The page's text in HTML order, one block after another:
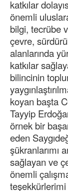
katkılar
önemli
bilgi, tecrübe
çevre,
alanlarında
katkılar
bilincinin
koyan başta
Tayyip
örnek bir
eden
şükranlarımı
sağlayan ve
önemli